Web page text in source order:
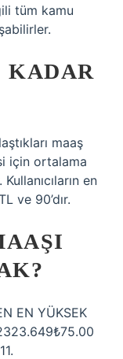
tüm kamu
KADAR
maaş
için ortalama
en
ve 90’dır.
EN YÜKSEK